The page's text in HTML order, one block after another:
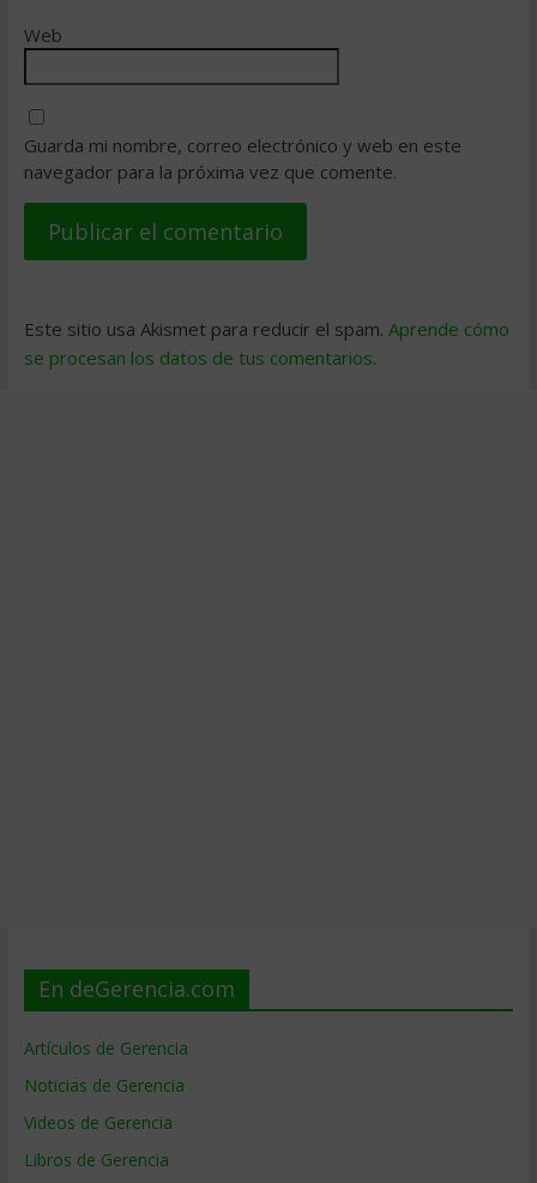
Web
Guarda mi nombre, correo electrónico y web en este
navegador para la próxima vez que comente.
Este sitio usa Akismet para reducir el spam. Aprende cómo
se procesan los datos de tus comentarios.
En deGerencia.com
Artículos de Gerencia
Noticias de Gerencia
Videos de Gerencia
Libros de Gerencia